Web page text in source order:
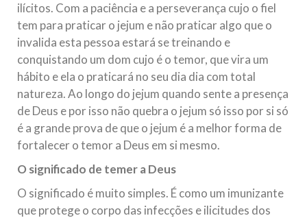
ilícitos. Com a paciência e a perseverança cujo o fiel
tem para praticar o jejum e não praticar algo que o
invalida esta pessoa estará se treinando e
conquistando um dom cujo é o temor, que vira um
hábito e ela o praticará no seu dia dia com total
natureza. Ao longo do jejum quando sente a presença
de Deus e por isso não quebra o jejum só isso por si só
é a grande prova de que o jejum é a melhor forma de
fortalecer o temor a Deus em si mesmo.
O significado de temer a Deus
O significado é muito simples. É como um imunizante
que protege o corpo das infecções e ilicitudes dos